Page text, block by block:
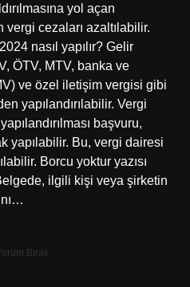
yol açan
cezaları azaltılabilir.
nasıl yapılır? Gelir
ÖTV, MTV, banka ve
ve özel iletişim vergisi gibi
yapılandırılabilir. Vergi
başvuru,
yapılabilir. Bu, vergi dairesi
Borcu yoktur yazısı
ilgili kişi veya şirketin
Bırak